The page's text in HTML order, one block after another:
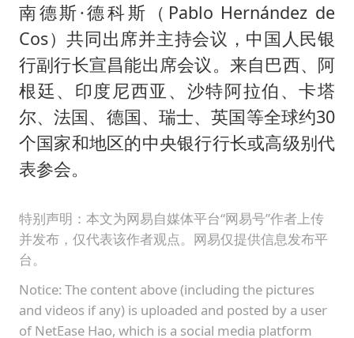
南德斯·德科斯（Pablo Hernández de
Cos）共同出席并主持会议，中国人民银
行副行长宣昌能出席会议。来自巴西、阿
根廷、印度尼西亚、沙特阿拉伯、卡塔
尔、法国、德国、瑞士、英国等全球约30
个国家和地区的中央银行行长或高级别代
表参会。
特别声明：本文为网易自媒体平台“网易号”作者上传
并发布，仅代表该作者观点。网易仅提供信息发布平
台。
Notice: The content above (including the pictures
and videos if any) is uploaded and posted by a user
of NetEase Hao, which is a social media platform